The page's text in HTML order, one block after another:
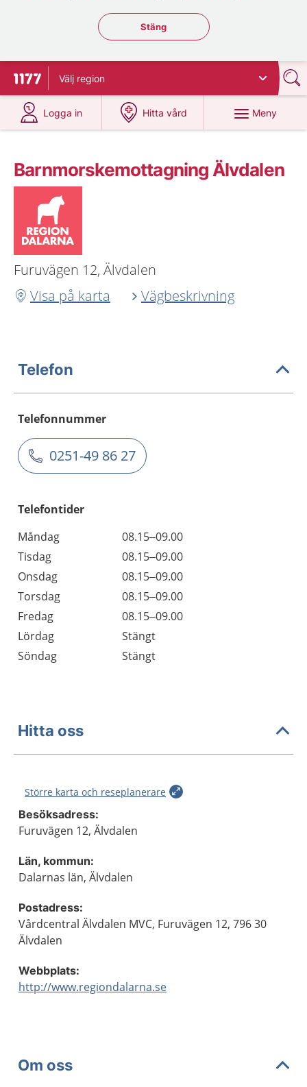
Stäng regionsväljaren
Stäng
Till startsidan för 1177
Välj region
Logga in
på 1177.se
Hitta vård
på 1177.se
Meny
Barnmorskemottagning Älvdalen
Furuvägen 12, Älvdalen
Visa på karta
Vägbeskrivning
Telefon
Telefonnummer
0251-49 86 27
Telefontider
Måndag
08.15–09.00
Tisdag
08.15–09.00
Onsdag
08.15–09.00
Torsdag
08.15–09.00
Fredag
08.15–09.00
Lördag
Stängt
Söndag
Stängt
Hitta oss
Större karta och reseplanerare
Besöksadress:
Furuvägen 12, Älvdalen
Län, kommun:
Dalarnas län, Älvdalen
Postadress:
Vårdcentral Älvdalen MVC, Furuvägen 12, 796 30
Älvdalen
Webbplats:
http://www.regiondalarna.se
Om oss